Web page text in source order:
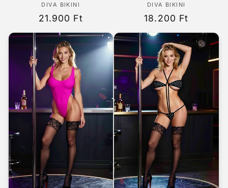
Forgalmazó:
DIVA BIKINI
Normál
ár
21.900 Ft
Forgalmazó:
DIVA BIKINI
Normál
ár
18.200 Ft